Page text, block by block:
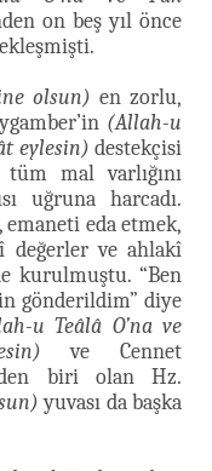
on beş yıl önce
olsun) en zorlu,
(Allah-u
eylesin) destekçisi
tüm mal varlığını
uğruna harcadı.
eda etmek,
değerler ve ahlakî
kurulmuştu. “Ben
gönderildim” diye
u Teâlâ O’na ve
ve Cennet
biri olan Hz.
yuvası da başka